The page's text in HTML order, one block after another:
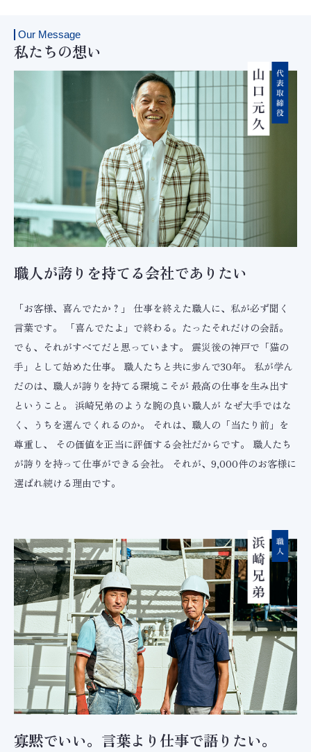
Our Message
私たちの想い
職人が誇りを持てる会社でありたい
「お客様、喜んでたか？」 仕事を終えた職人に、私が必ず聞く
言葉です。 「喜んでたよ」で終わる。たったそれだけの会話。
でも、それがすべてだと思っています。 震災後の神戸で「猫の
手」として始めた仕事。 職人たちと共に歩んで30年。 私が学ん
だのは、職人が誇りを持てる環境こそが 最高の仕事を生み出す
ということ。 浜崎兄弟のような腕の良い職人が なぜ大手ではな
く、うちを選んでくれるのか。 それは、職人の「当たり前」を
尊重し、 その価値を正当に評価する会社だからです。 職人たち
が誇りを持って仕事ができる会社。 それが、9,000件のお客様に
選ばれ続ける理由です。
寡黙でいい。言葉より仕事で語りたい。